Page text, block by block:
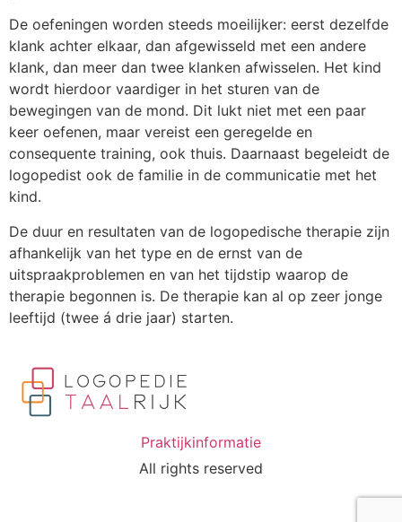
De oefeningen worden steeds moeilijker: eerst dezelfde
klank achter elkaar, dan afgewisseld met een andere
klank, dan meer dan twee klanken afwisselen. Het kind
wordt hierdoor vaardiger in het sturen van de
bewegingen van de mond. Dit lukt niet met een paar
keer oefenen, maar vereist een geregelde en
consequente training, ook thuis. Daarnaast begeleidt de
logopedist ook de familie in de communicatie met het
kind.
De duur en resultaten van de logopedische therapie zijn
afhankelijk van het type en de ernst van de
uitspraakproblemen en van het tijdstip waarop de
therapie begonnen is. De therapie kan al op zeer jonge
leeftijd (twee á drie jaar) starten.
Praktijkinformatie
All rights reserved